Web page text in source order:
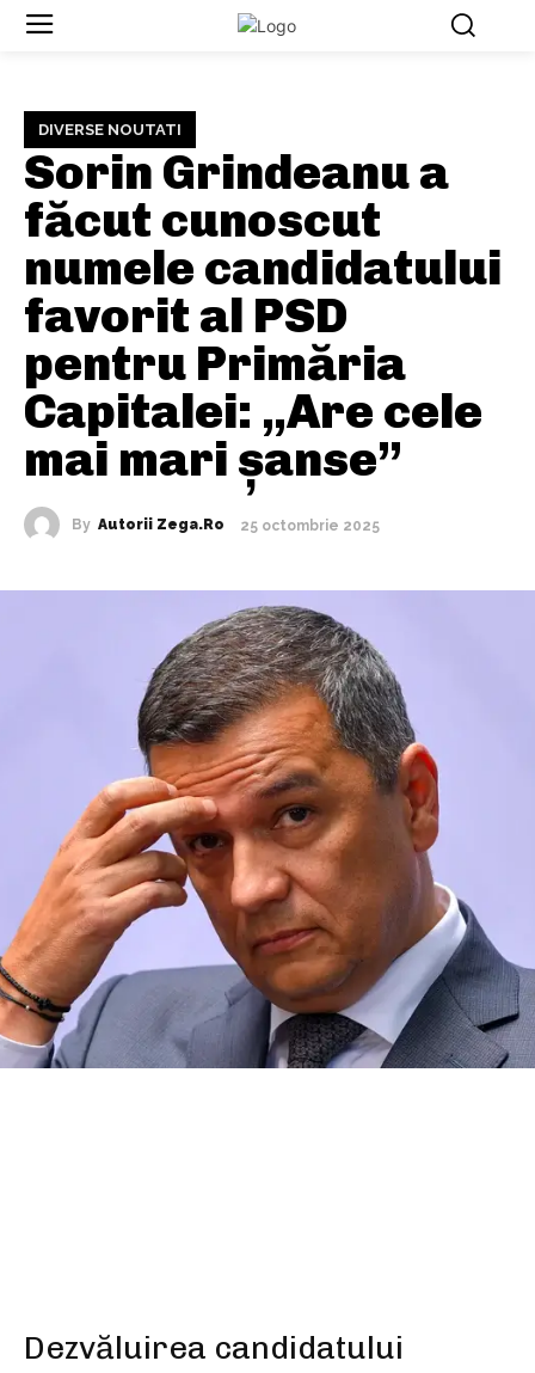
DIVERSE NOUTATI
Sorin Grindeanu a
făcut cunoscut
numele candidatului
favorit al PSD
pentru Primăria
Capitalei: „Are cele
mai mari șanse”
By Autorii Zega.ro 25 octombrie 2025
Dezvăluirea candidatului